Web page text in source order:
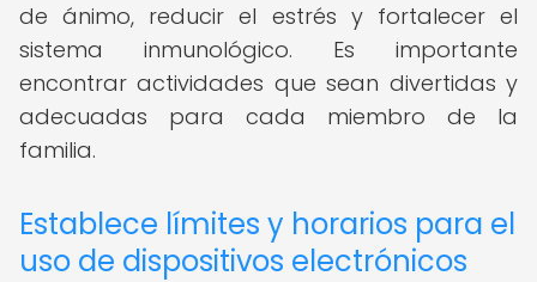
de ánimo, reducir el estrés y fortalecer el
sistema inmunológico. Es importante
encontrar actividades que sean divertidas y
adecuadas para cada miembro de la
familia.
Establece límites y horarios para el
uso de dispositivos electrónicos